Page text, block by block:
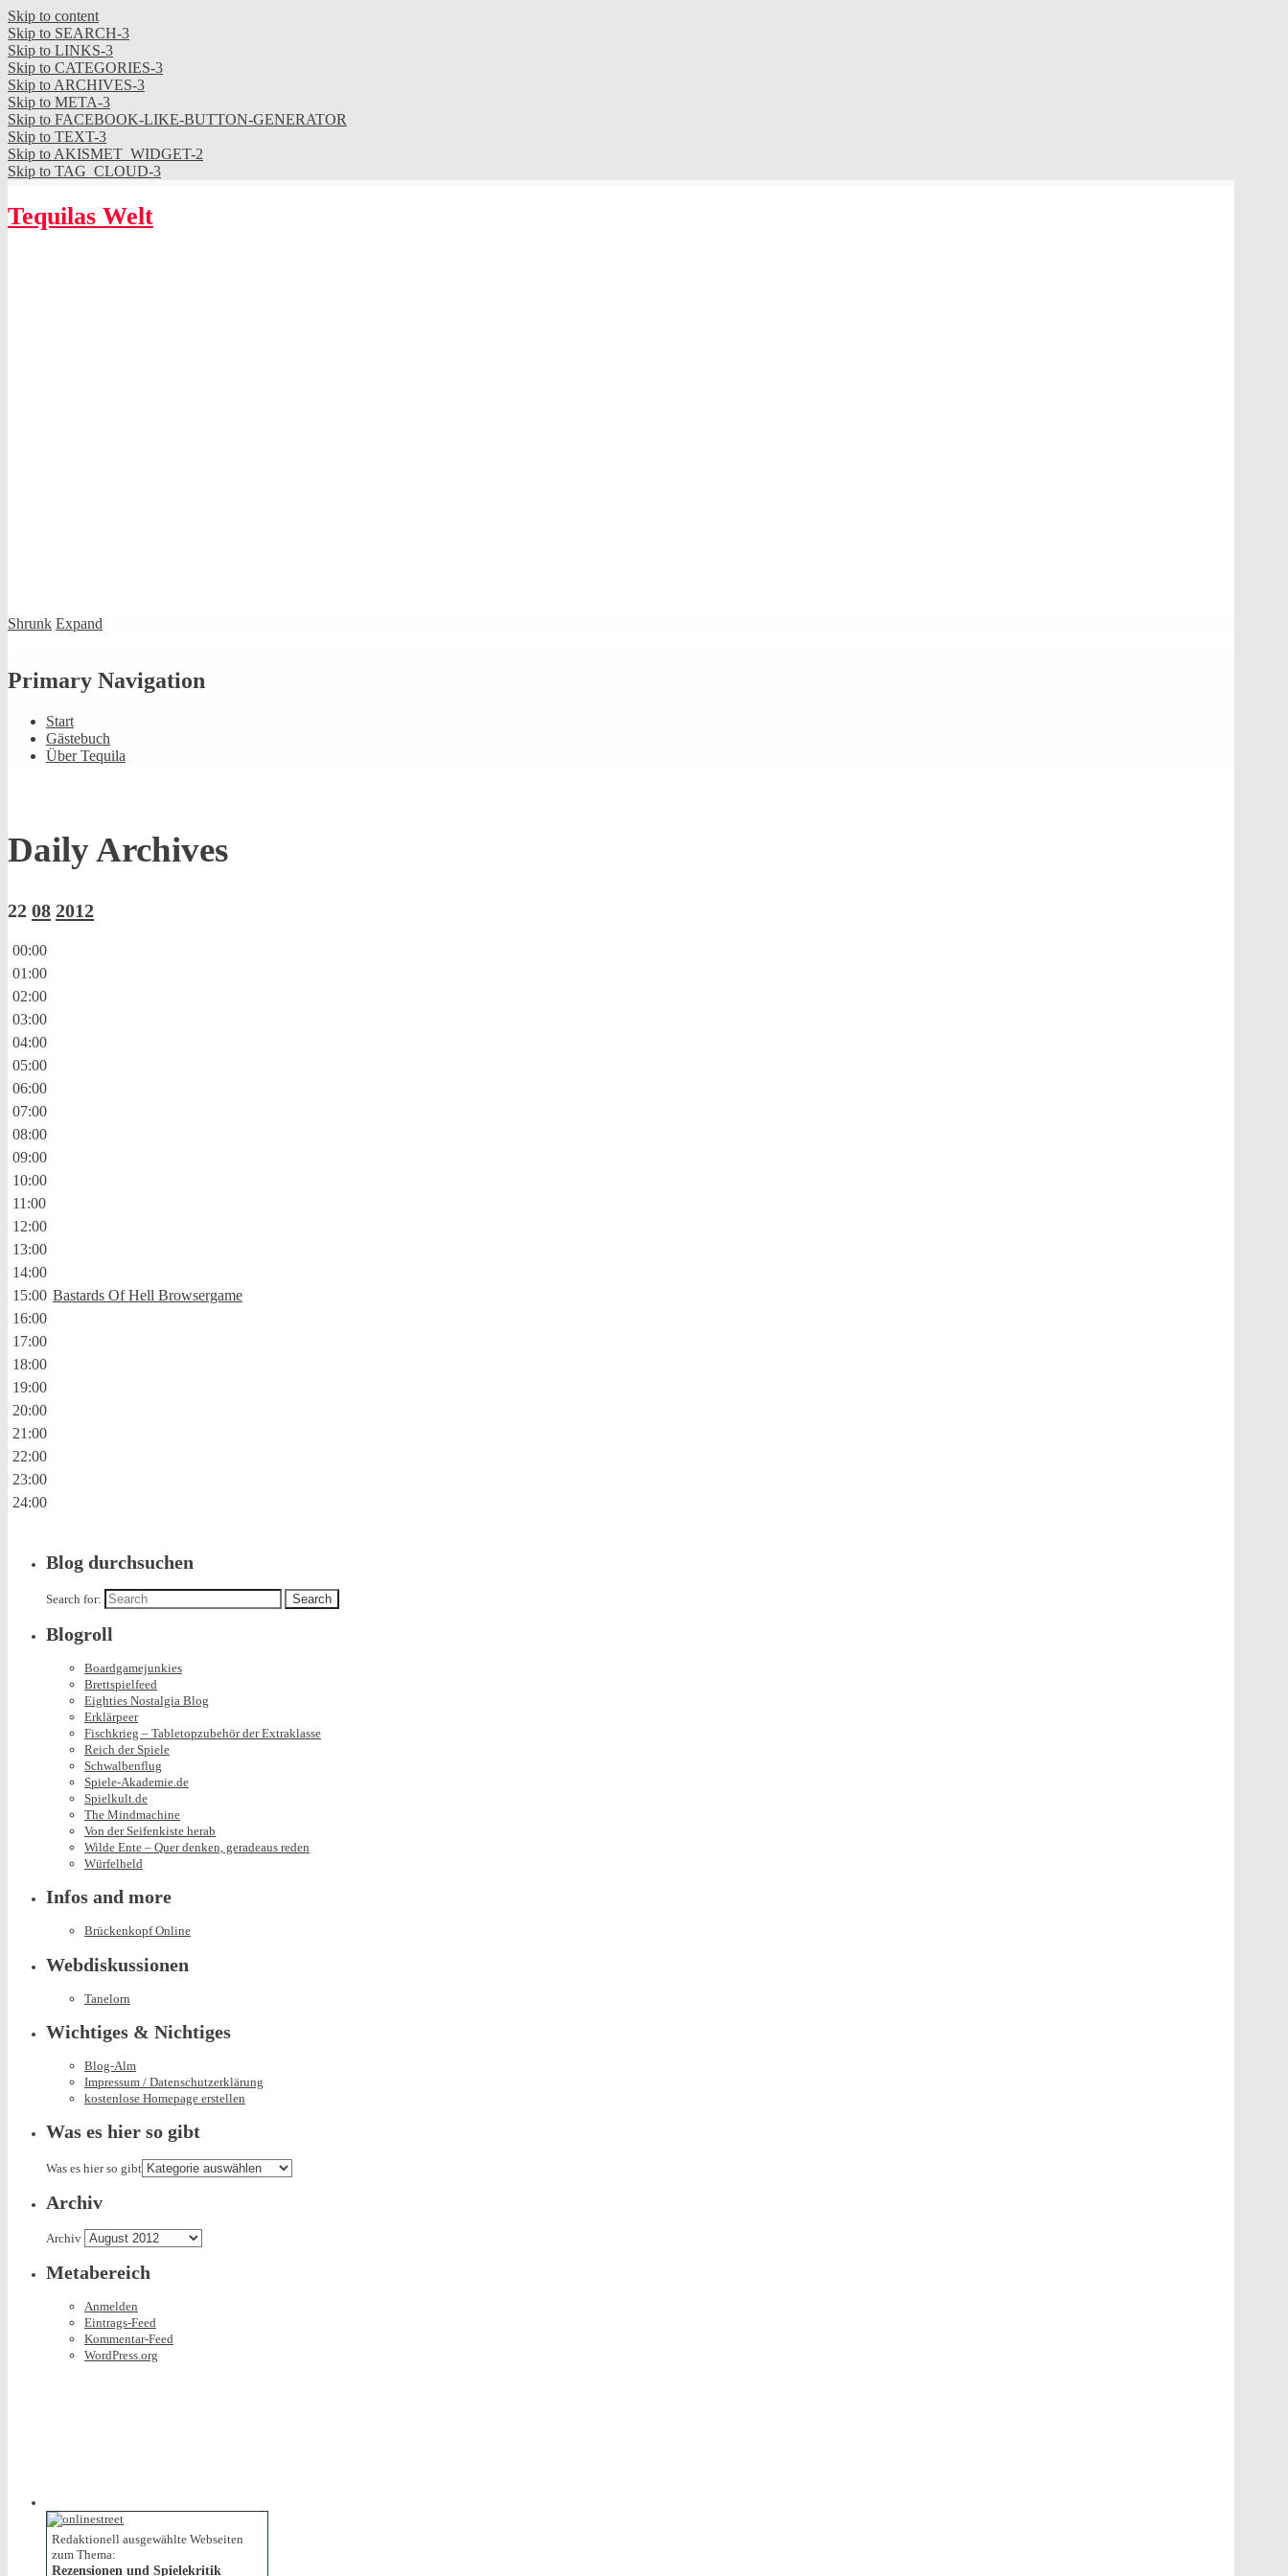
Skip to content
Skip to SEARCH-3
Skip to LINKS-3
Skip to CATEGORIES-3
Skip to ARCHIVES-3
Skip to META-3
Skip to FACEBOOK-LIKE-BUTTON-GENERATOR
Skip to TEXT-3
Skip to AKISMET_WIDGET-2
Skip to TAG_CLOUD-3
Tequilas Welt
Shrunk Expand
Primary Navigation
Start
Gästebuch
Über Tequila
Daily Archives
22 08 2012
00:00
01:00
02:00
03:00
04:00
05:00
06:00
07:00
08:00
09:00
10:00
11:00
12:00
13:00
14:00
15:00 Bastards Of Hell Browsergame
16:00
17:00
18:00
19:00
20:00
21:00
22:00
23:00
24:00
Blog durchsuchen
Search for:
Blogroll
Boardgamejunkies
Brettspielfeed
Eighties Nostalgia Blog
Erklärpeer
Fischkrieg – Tabletopzubehör der Extraklasse
Reich der Spiele
Schwalbenflug
Spiele-Akademie.de
Spielkult.de
The Mindmachine
Von der Seifenkiste herab
Wilde Ente – Quer denken, geradeaus reden
Würfelheld
Infos and more
Brückenkopf Online
Webdiskussionen
Tanelorn
Wichtiges & Nichtiges
Blog-Alm
Impressum / Datenschutzerklärung
kostenlose Homepage erstellen
Was es hier so gibt
Was es hier so gibt
Archiv
Archiv
Metabereich
Anmelden
Eintrags-Feed
Kommentar-Feed
WordPress.org
Redaktionell ausgewählte Webseiten
zum Thema:
Rezensionen und Spielekritik